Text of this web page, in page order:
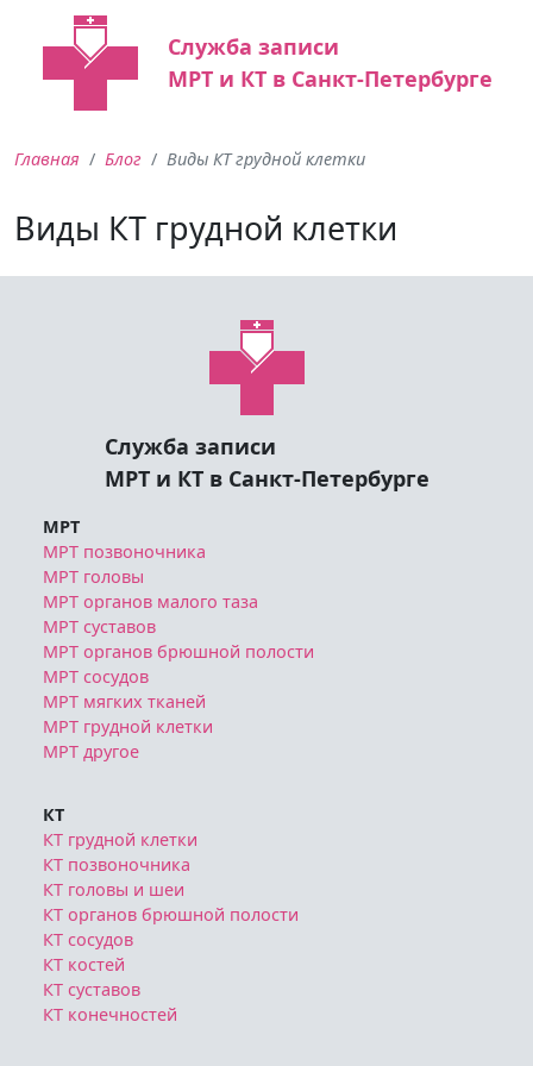
Служба записи
МРТ и КТ в Санкт-Петербурге
Главная Блог Виды КТ грудной клетки
Виды КТ грудной клетки
Служба записи
МРТ и КТ в Санкт-Петербурге
МРТ
МРТ позвоночника
МРТ головы
МРТ органов малого таза
МРТ суставов
МРТ органов брюшной полости
МРТ сосудов
МРТ мягких тканей
МРТ грудной клетки
МРТ другое
КТ
КТ грудной клетки
КТ позвоночника
КТ головы и шеи
КТ органов брюшной полости
КТ сосудов
КТ костей
КТ суставов
КТ конечностей